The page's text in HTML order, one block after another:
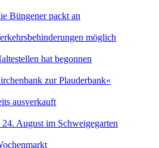
Büngener packt an
möglich
hat begonnen
zur Plauderbank«
ausverkauft
August im Schweigegarten